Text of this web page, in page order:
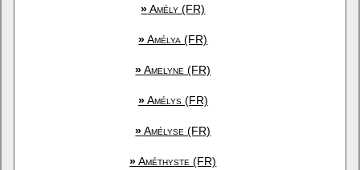
»Amély (FR)
»Amélya (FR)
»Amelyne (FR)
»Amélys (FR)
»Amélyse (FR)
»Améthyste (FR)